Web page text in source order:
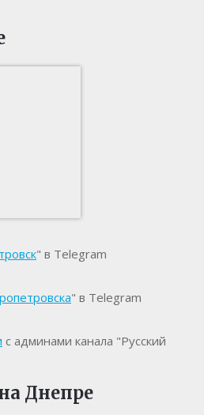
" в Telegram
" в Telegram
с админами канала "Русский
Днепре